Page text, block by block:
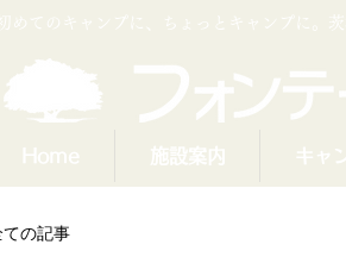
初めてのキャンプに、ちょっとキャンプに。
Home 施設案内 キャ
ての記事